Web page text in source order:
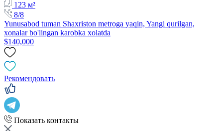
123 м²
8/8
Yunusabod tuman Shaxriston metroga yaqin, Yangi qurilgan,
xonalar bo'lingan karobka xolatda
$140,000
Рекомендовать
Показать контакты